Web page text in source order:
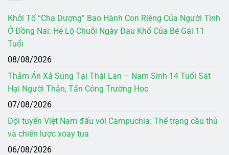
Khởi Tố “Cha Dượng” Bạo Hành Con Riêng Của Người Tình
Ở Đồng Nai: Hé Lộ Chuỗi Ngày Đau Khổ Của Bé Gái 11
Tuổi
08/08/2026
Thảm Án Xả Súng Tại Thái Lan – Nam Sinh 14 Tuổi Sát
Hại Người Thân, Tấn Công Trường Học
07/08/2026
Đội tuyển Việt Nam đấu với Campuchia: Thể trạng cầu thủ
và chiến lược xoay tua
06/08/2026